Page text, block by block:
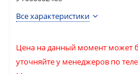
Все характеристики
Цена на данный момент может
уточняйте у менеджеров по